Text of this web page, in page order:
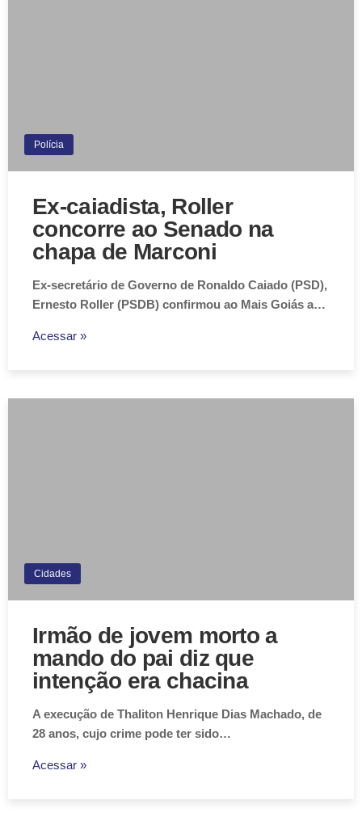
Polícia
Ex-caiadista, Roller
concorre ao Senado na
chapa de Marconi
Ex-secretário de Governo de Ronaldo Caiado (PSD),
Ernesto Roller (PSDB) confirmou ao Mais Goiás a…
Acessar »
Cidades
Irmão de jovem morto a
mando do pai diz que
intenção era chacina
A execução de Thaliton Henrique Dias Machado, de
28 anos, cujo crime pode ter sido…
Acessar »